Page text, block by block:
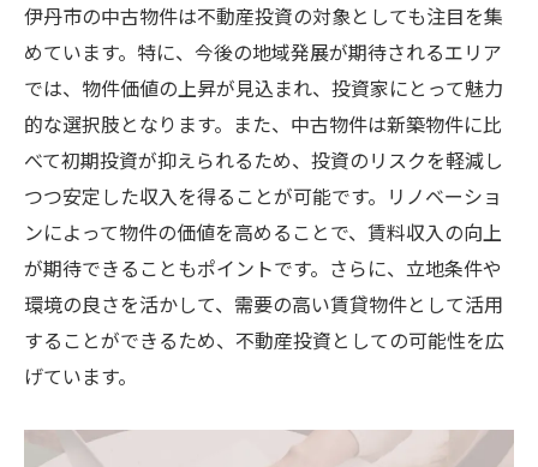
伊丹市の中古物件は不動産投資の対象としても注目を集
めています。特に、今後の地域発展が期待されるエリア
では、物件価値の上昇が見込まれ、投資家にとって魅力
的な選択肢となります。また、中古物件は新築物件に比
べて初期投資が抑えられるため、投資のリスクを軽減し
つつ安定した収入を得ることが可能です。リノベーショ
ンによって物件の価値を高めることで、賃料収入の向上
が期待できることもポイントです。さらに、立地条件や
環境の良さを活かして、需要の高い賃貸物件として活用
することができるため、不動産投資としての可能性を広
げています。